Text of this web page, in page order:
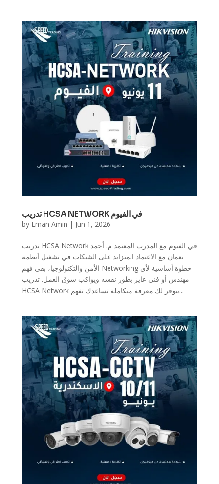
تدريب HCSA NETWORK في الفيوم
by Eman Amin | Jun 1, 2026
تدريب HCSA Network في الفيوم مع المدرب المعتمد م. أحمد
نعمان مع الاعتماد المتزايد على الشبكات في تشغيل أنظمة
الأمن والتكنولوجيا، بقى فهم Networking خطوة أساسية لأي
مهندس أو فني عايز يطور نفسه ويواكب سوق العمل. تدريب
HCSA Network بيوفر لك معرفة متكاملة تساعدك تفهم...